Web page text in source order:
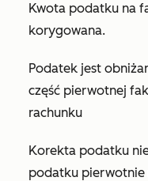
Kwota podatku na
korygowana.
Podatek jest
część pierwotnej
rachunku
Korekta podatku
podatku pierwotnie